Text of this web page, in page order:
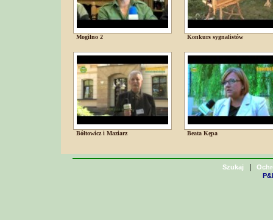
Mogilno 2 Konkurs sygnalistów
Bółtowicz i Maziarz Beata Kępa
Szukaj |